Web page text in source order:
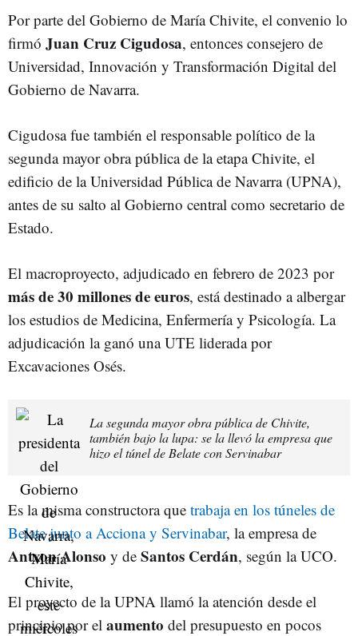
Por parte del Gobierno de María Chivite, el convenio lo
firmó Juan Cruz Cigudosa, entonces consejero de
Universidad, Innovación y Transformación Digital del
Gobierno de Navarra.
Cigudosa fue también el responsable político de la
segunda mayor obra pública de la etapa Chivite, el
edificio de la Universidad Pública de Navarra (UPNA),
antes de su salto al Gobierno central como secretario de
Estado.
El macroproyecto, adjudicado en febrero de 2023 por
más de 30 millones de euros, está destinado a albergar
los estudios de Medicina, Enfermería y Psicología. La
adjudicación la ganó una UTE liderada por
Excavaciones Osés.
La segunda mayor obra pública de Chivite,
también bajo la lupa: se la llevó la empresa que
hizo el túnel de Belate con Servinabar
Es la misma constructora que trabaja en los túneles de
Belate junto a Acciona y Servinabar, la empresa de
Antxon Alonso y de Santos Cerdán, según la UCO.
El proyecto de la UPNA llamó la atención desde el
principio por el aumento del presupuesto en pocos